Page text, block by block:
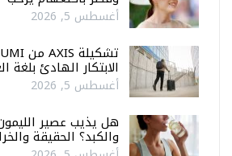
أغسطس 5, 2026
الابتكار الهادئ بلغة
أغسطس 5, 2026
هل يذيب عصير
والكبد؟ الحقيقة